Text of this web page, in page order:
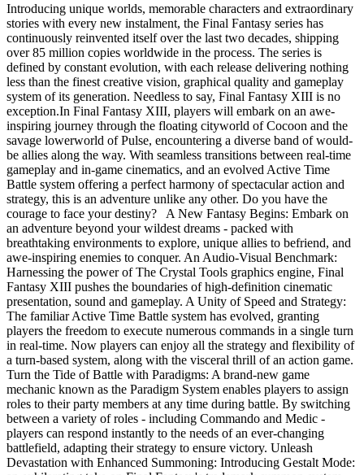
Introducing unique worlds, memorable characters and extraordinary
stories with every new instalment, the Final Fantasy series has
continuously reinvented itself over the last two decades, shipping
over 85 million copies worldwide in the process. The series is
defined by constant evolution, with each release delivering nothing
less than the finest creative vision, graphical quality and gameplay
system of its generation. Needless to say, Final Fantasy XIII is no
exception.In Final Fantasy XIII, players will embark on an awe-
inspiring journey through the floating cityworld of Cocoon and the
savage lowerworld of Pulse, encountering a diverse band of would-
be allies along the way. With seamless transitions between real-time
gameplay and in-game cinematics, and an evolved Active Time
Battle system offering a perfect harmony of spectacular action and
strategy, this is an adventure unlike any other. Do you have the
courage to face your destiny? A New Fantasy Begins: Embark on
an adventure beyond your wildest dreams - packed with
breathtaking environments to explore, unique allies to befriend, and
awe-inspiring enemies to conquer. An Audio-Visual Benchmark:
Harnessing the power of The Crystal Tools graphics engine, Final
Fantasy XIII pushes the boundaries of high-definition cinematic
presentation, sound and gameplay. A Unity of Speed and Strategy:
The familiar Active Time Battle system has evolved, granting
players the freedom to execute numerous commands in a single turn
in real-time. Now players can enjoy all the strategy and flexibility of
a turn-based system, along with the visceral thrill of an action game.
Turn the Tide of Battle with Paradigms: A brand-new game
mechanic known as the Paradigm System enables players to assign
roles to their party members at any time during battle. By switching
between a variety of roles - including Commando and Medic -
players can respond instantly to the needs of an ever-changing
battlefield, adapting their strategy to ensure victory. Unleash
Devastation with Enhanced Summoning: Introducing Gestalt Mode: